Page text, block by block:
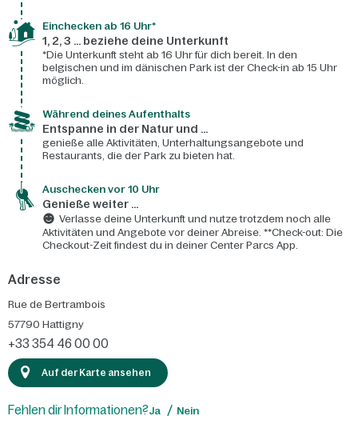
Einchecken ab 16 Uhr*
1, 2, 3 ... beziehe deine Unterkunft
*Die Unterkunft steht ab 16 Uhr für dich bereit. In den
belgischen und im dänischen Park ist der Check-in ab 15 Uhr
möglich.
Während deines Aufenthalts
Entspanne in der Natur und ...
genieße alle Aktivitäten, Unterhaltungsangebote und
Restaurants, die der Park zu bieten hat.
Auschecken vor 10 Uhr
Genieße weiter ...
Verlasse deine Unterkunft und nutze trotzdem noch alle
Aktivitäten und Angebote vor deiner Abreise. **Check-out: Die
Checkout-Zeit findest du in deiner Center Parcs App.
Adresse
Rue de Bertrambois
57790 Hattigny
+33 354 46 00 00
Auf der Karte ansehen
Fehlen dir Informationen?Ja Nein